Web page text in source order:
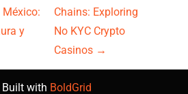
y
Chains: Exploring
No KYC Crypto
Casinos →
Built with BoldGrid